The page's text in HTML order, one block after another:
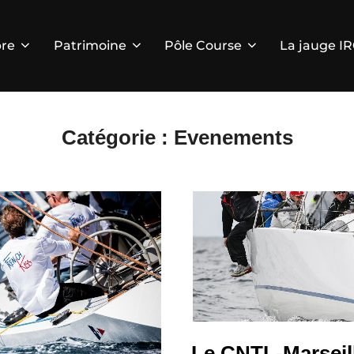
Patrimoine Pôle Course La jauge
Catégorie : Evenements